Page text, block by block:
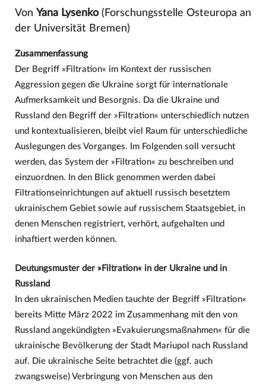
Von Yana Lysenko(Forschungsstelle Osteuropa an
der Universität Bremen)
Zusammenfassung
Der Begriff »Filtration« im Kontext der russischen
Aggression gegen die Ukraine sorgt für internationale
Aufmerksamkeit und Besorgnis. Da die Ukraine und
Russland den Begriff der »Filtration« unterschiedlich nutzen
und kontextualisieren, bleibt viel Raum für unterschiedliche
Auslegungen des Vorganges. Im Folgenden soll versucht
werden, das System der »Filtration« zu beschreiben und
einzuordnen. In den Blick genommen werden dabei
Filtrationseinrichtungen auf aktuell russisch besetztem
ukrainischem Gebiet sowie auf russischem Staatsgebiet, in
denen Menschen registriert, verhört, aufgehalten und
inhaftiert werden können.
Deutungsmuster der »Filtration« in der Ukraine und in
Russland
In den ukrainischen Medien tauchte der Begriff »Filtration«
bereits Mitte März 2022 im Zusammenhang mit den von
Russland angekündigten »Evakuierungsmaßnahmen« für die
ukrainische Bevölkerung der Stadt Mariupol nach Russland
auf. Die ukrainische Seite betrachtet die (ggf. auch
zwangsweise) Verbringung von Menschen aus den